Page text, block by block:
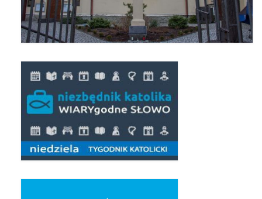
Bal Wszystkich Świętych 2018
Triduum Św. St. Kostka 2018
Narodowy Dzień Pamięci “Żołnierzy
Wyklętych” 2018
Galerie 2017
Wprowadzenie nowego Proboszcza